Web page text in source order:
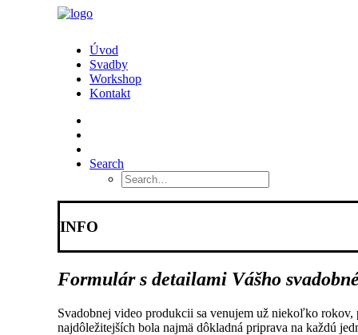
Úvod
Svadby
Workshop
Kontakt
Search
INFO
Formulár s detailami Vášho
Svadobnej video produkcii sa venujem už niekoľko rokov,
najdôležitejších bola najmä dôkladná priprava na každú